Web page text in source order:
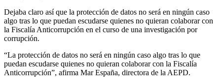
Dejaba claro así que la protección de datos no será en ningún caso
algo tras lo que puedan escudarse quienes no quieran colaborar con
la Fiscalía Anticorrupción en el curso de una investigación por
corrupción.
“La protección de datos no será en ningún caso algo tras lo que
puedan escudarse quienes no quieran colaborar con la Fiscalía
Anticorrupción”, afirma Mar España, directora de la AEPD.